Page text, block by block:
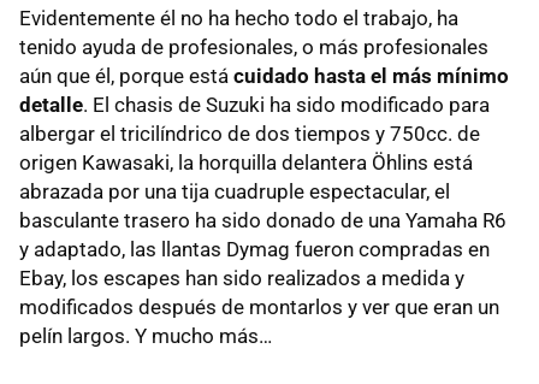
Evidentemente él no ha hecho todo el trabajo, ha
tenido ayuda de profesionales, o más profesionales
aún que él, porque está cuidado hasta el más mínimo
detalle. El chasis de Suzuki ha sido modificado para
albergar el tricilíndrico de dos tiempos y 750cc. de
origen Kawasaki, la horquilla delantera Öhlins está
abrazada por una tija cuadruple espectacular, el
basculante trasero ha sido donado de una Yamaha R6
y adaptado, las llantas Dymag fueron compradas en
Ebay, los escapes han sido realizados a medida y
modificados después de montarlos y ver que eran un
pelín largos. Y mucho más…